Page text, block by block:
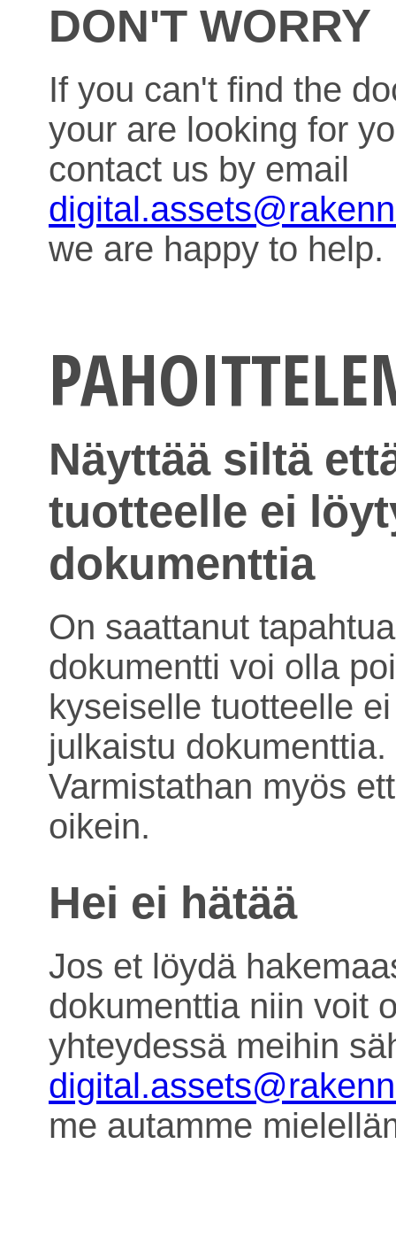
DON'T WORRY
If you can't find the
your are looking for
contact us by email
we are happy to help.
Näyttää siltä
tuotteelle ei
dokumenttia
On saattanut
dokumentti voi olla
kyseiselle tuotteelle
julkaistu dokumenttia.
Varmistathan myös
oikein.
Hei ei hätää
Jos et löydä
dokumenttia niin voit
yhteydessä meihin
me autamme